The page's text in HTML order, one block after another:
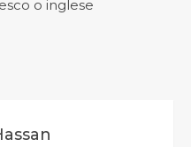
o inglese